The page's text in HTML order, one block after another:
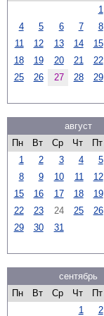
1
4
5 6 7 8
11
12 13 14 15
18
19 20 21 22
25
26 27 28 29
август
Пн
Вт Ср Чт Пт
1
2 3 4 5
8
9 10 11 12
15
16 17 18 19
22
23 24 25 26
29
30 31
сентябрь
Пн
Вт Ср Чт Пт
1
2